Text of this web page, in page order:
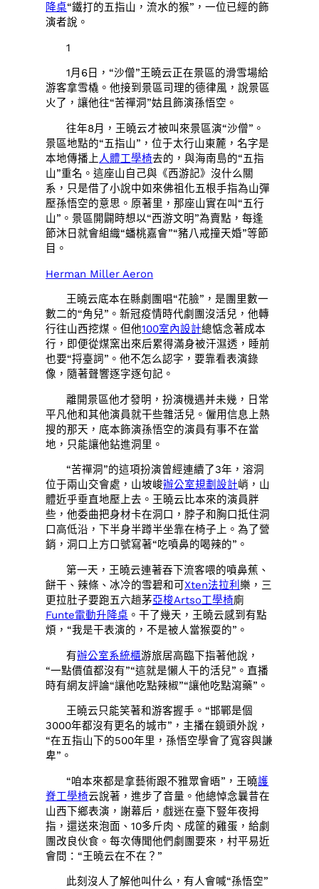
降桌“鐵打的五指山，流水的猴”，一位已經的飾
演者說。
1
1月6日，“沙僧”王曉云正在景區的滑雪場給
游客拿雪橇。他接到景區司理的德律風，說景區
火了，讓他往“苦禪洞”姑且飾演孫悟空。
往年8月，王曉云才被叫來景區演“沙僧”。
景區地點的“五指山”，位于太行山東麓，名字是
本地傳播上人體工學椅去的，與海南島的“五指
山”重名。這座山自己與《西游記》沒什么關
系，只是借了小說中如來佛祖化五根手指為山彈
壓孫悟空的意思。原著里，那座山實在叫“五行
山”。景區開闢時想以“西游文明”為賣點，每逢
節沐日就會組織“蟠桃嘉會”“豬八戒撞天婚”等節
目。
Herman Miller Aeron
王曉云底本在縣劇團唱“花臉”，是團里數一
數二的“角兒”。新冠疫情時代劇團沒活兒，他轉
行往山西挖煤。但他100室內設計總惦念著成本
行，即便從煤窯出來后累得滿身被汗濕透，睡前
也要“捋臺詞”。他不怎么認字，要靠看表演錄
像，隨著聲響逐字逐句記。
離開景區他才發明，扮演機遇并未幾，日常
平凡他和其他演員就干些雜活兒。僱用信息上熱
搜的那天，底本飾演孫悟空的演員有事不在當
地，只能讓他鉆進洞里。
“苦禪洞”的這項扮演曾經連續了3年，溶洞
位于兩山交會處，山坡峻辦公室規劃設計峭，山
體近乎垂直地壓上去。王曉云比本來的演員胖
些，他委曲把身材卡在洞口，脖子和胸口抵住洞
口高低沿，下半身半蹲半坐靠在椅子上。為了營
銷，洞口上方口號寫著“吃噴鼻的喝辣的”。
第一天，王曉云連著吞下流客喂的噴鼻蕉、
餅干、辣條、冰冷的雪碧和可Xten法拉利樂，三
更拉肚子要跑五六趟茅亞梭Artso工學椅廁
Funte電動升降桌 。干了幾天，王曉云感到有點
煩，“我是干表演的，不是被人當猴耍的”。
有辦公室系統櫃游旅居高臨下指著他說，
“一點價值都沒有”“這就是懶人干的活兒”。直播
時有網友評論“讓他吃點辣椒”“讓他吃點瀉藥”。
王曉云只能笑著和游客握手。“邯鄲是個
3000年都沒有更名的城市”，主播在鏡頭外說，
“在五指山下的500年里，孫悟空學會了寬容與謙
卑”。
“咱本來都是拿藝術跟不雅眾會晤”，王曉護
脊工學椅云說著，進步了音量。他總悼念曩昔在
山西下鄉表演，謝幕后，戲迷在臺下豎年夜拇
指，還送來泡面、10多斤肉、成筐的雞蛋，給劇
團改良伙食。每次傳聞他們劇團要來，村平易近
會問：“王曉云在不在？”
此刻沒人了解他叫什么，有人會喊“孫悟空”